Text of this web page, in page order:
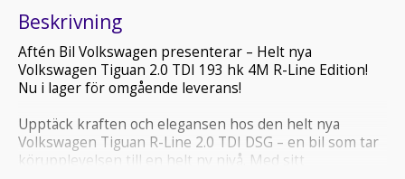
Beskrivning
Aftén Bil Volkswagen presenterar – Helt nya
Volkswagen Tiguan 2.0 TDI 193 hk 4M R-Line Edition!
Nu i lager för omgående leverans!
Upptäck kraften och elegansen hos den helt nya
Volkswagen Tiguan R-Line 2.0 TDI DSG – en bil som tar
körupplevelsen till en helt ny nivå. Med sitt